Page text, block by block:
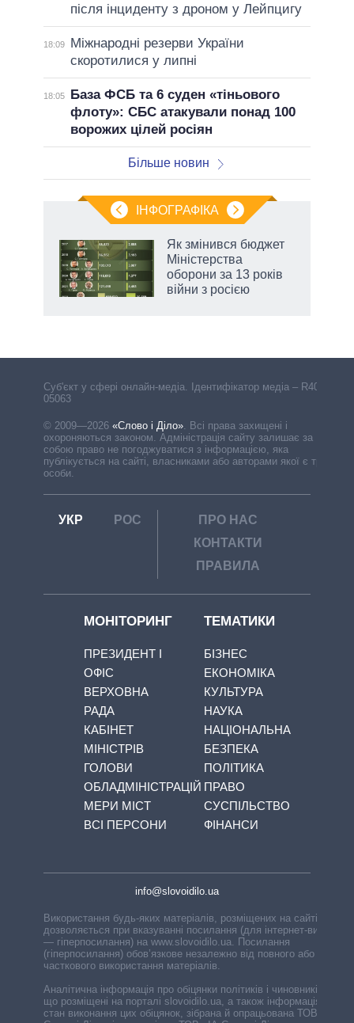
після інциденту з дроном у Лейпцигу
18:09
Міжнародні резерви України
скоротилися у липні
18:05
База ФСБ та 6 суден «тіньового
флоту»: СБС атакували понад 100
ворожих цілей росіян
Більше новин
ІНФОГРАФІКА
Як змінився бюджет
Міністерства
оборони за 13 років
війни з росією
Cуб'єкт у сфері онлайн-медіа. Ідентифікатор медіа – R40-
05063
© 2009—2026 «Слово і Діло»
Всі права захищені і
охороняються законом. Адміністрація сайту залишає за
собою право не погоджуватися з інформацією, яка
публікується на сайті, власниками або авторами якої є треті
особи.
УКР РОС
ПРО НАС
КОНТАКТИ
ПРАВИЛА
МОНІТОРИНГ
ПРЕЗИДЕНТ І
ОФІС
ВЕРХОВНА
РАДА
КАБІНЕТ
МІНІСТРІВ
ГОЛОВИ
ОБЛАДМІНІСТРАЦІЙ
МЕРИ МІСТ
ВСІ ПЕРСОНИ
ТЕМАТИКИ
БІЗНЕС
ЕКОНОМІКА
КУЛЬТУРА
НАУКА
НАЦІОНАЛЬНА
БЕЗПЕКА
ПОЛІТИКА
ПРАВО
СУСПІЛЬСТВО
ФІНАНСИ
info@slovoidilo.ua
Використання будь-яких матеріалів, розміщених на сайті,
дозволяється при вказуванні посилання (для інтернет-видань
— гіперпосилання) на www.slovoidilo.ua. Посилання
(гіперпосилання) обов’язкове незалежно від повного або
часткового використання матеріалів.
Аналітична інформація про обіцянки політиків і чиновників,
що розміщені на порталі slovoidilo.ua, а також інформація про
стан виконання цих обіцянок, зібрана й опрацьована ТОВ «ІА